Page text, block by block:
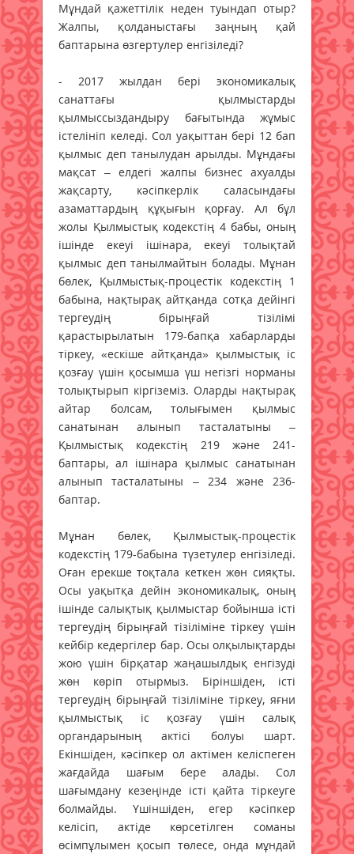
Мұндай қажеттілік неден туындап отыр?
Жалпы, қолданыстағы заңның қай
баптарына өзгертулер енгізіледі?
- 2017 жылдан бері экономикалық
санаттағы қылмыстарды
қылмыссыздандыру бағытында жұмыс
істелініп келеді. Сол уақыттан бері 12 бап
қылмыс деп танылудан арылды. Мұндағы
мақсат – елдегі жалпы бизнес ахуалды
жақсарту, кәсіпкерлік саласындағы
азаматтардың құқығын қорғау. Ал бұл
жолы Қылмыстық кодекстің 4 бабы, оның
ішінде екеуі ішінара, екеуі толықтай
қылмыс деп танылмайтын болады. Мұнан
бөлек, Қылмыстық-процестік кодекстің 1
бабына, нақтырақ айтқанда сотқа дейінгі
тергеудің бірыңғай тізілімі
қарастырылатын 179-бапқа хабарларды
тіркеу, «ескіше айтқанда» қылмыстық іс
қозғау үшін қосымша үш негізгі норманы
толықтырып кіргіземіз. Оларды нақтырақ
айтар болсам, толығымен қылмыс
санатынан алынып тасталатыны –
Қылмыстық кодекстің 219 және 241-
баптары, ал ішінара қылмыс санатынан
алынып тасталатыны – 234 және 236-
баптар.
Мұнан бөлек, Қылмыстық-процестік
кодекстің 179-бабына түзетулер енгізіледі.
Оған ерекше тоқтала кеткен жөн сияқты.
Осы уақытқа дейін экономикалық, оның
ішінде салықтық қылмыстар бойынша істі
тергеудің бірыңғай тізіліміне тіркеу үшін
кейбір кедергілер бар. Осы олқылықтарды
жою үшін бірқатар жаңашылдық енгізуді
жөн көріп отырмыз. Біріншіден, істі
тергеудің бірыңғай тізіліміне тіркеу, яғни
қылмыстық іс қозғау үшін салық
органдарының актісі болуы шарт.
Екіншіден, кәсіпкер ол актімен келіспеген
жағдайда шағым бере алады. Сол
шағымдану кезеңінде істі қайта тіркеуге
болмайды. Үшіншіден, егер кәсіпкер
келісіп, актіде көрсетілген соманы
өсімпұлымен қосып төлесе, онда мұндай